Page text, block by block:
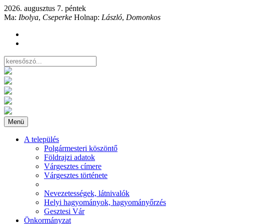
2026. augusztus 7. péntek
Ma: Ibolya, Cseperke Holnap: László, Domonkos
Menü
A település
Polgármesteri köszöntő
Földrajzi adatok
Várgesztes címere
Várgesztes története
Nevezetességek, látnivalók
Helyi hagyományok, hagyományőrzés
Gesztesi Vár
Önkormányzat